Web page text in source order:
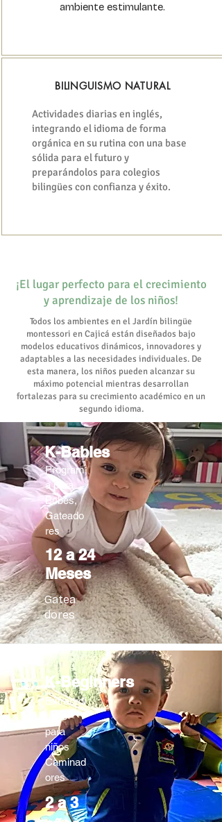
ambiente estimulante.
BILINGUISMO NATURAL
Actividades diarias en inglés,
integrando el idioma de forma
orgánica en su rutina con una base
sólida para el futuro y
preparándolos para colegios
bilingües con confianza y éxito.
¡El lugar perfecto para el crecimiento
y aprendizaje de los niños!
Todos los ambientes en el Jardín bilingüe
montessori en Cajicá están diseñados bajo
modelos educativos dinámicos, innovadores y
adaptables a las necesidades individuales. De
esta manera, los niños pueden alcanzar su
máximo potencial mientras desarrollan
fortalezas para su crecimiento académico en un
segundo idioma.
K-Babies
Program
a para
Bebés,
Gateado
res
12 a 24
Meses
Gatea
dores
K-Beginners
Extraordi
nario
para
niños
Caminad
ores
2 a 3